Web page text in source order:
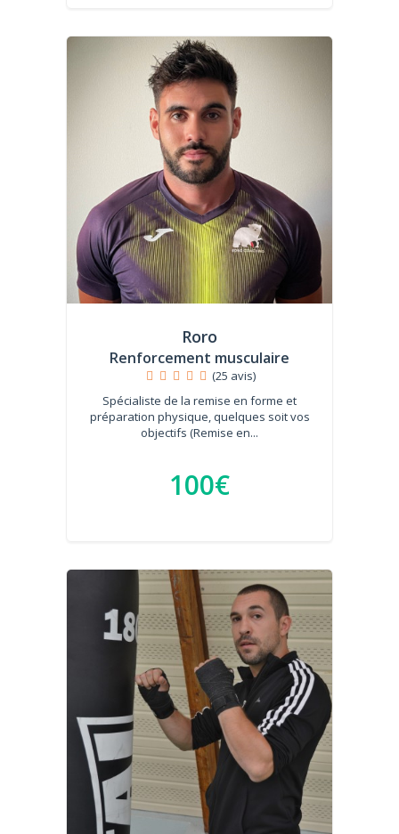
Roro
Renforcement musculaire
(25 avis)
Spécialiste de la remise en forme et
préparation physique, quelques soit vos
objectifs (Remise en...
100€